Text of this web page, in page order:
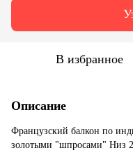
В избранное
Описание
Французский балкон по
золотыми "шпросами" Низ 2